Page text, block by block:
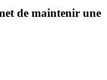
de maintenir une